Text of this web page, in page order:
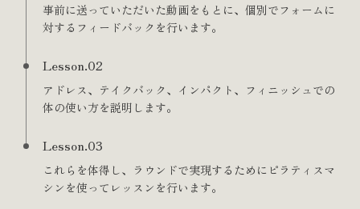
事前に送っていただいた動画をもとに、個別でフォームに
対するフィードバックを行います。
Lesson.02
アドレス、テイクバック、インパクト、フィニッシュでの
体の使い方を説明します。
Lesson.03
これらを体得し、ラウンドで実現するためにピラティスマ
シンを使ってレッスンを行います。